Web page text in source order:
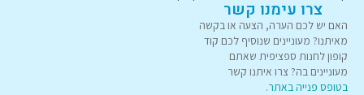
צרו עימנו קשר
האם יש לכם הערה, הצעה או בקשה
מאיתנו? מעוניינים שנוסיף לכם קוד
קופון לחנות ספציפית שאתם
מעוניינים בה? צרו איתנו קשר
בטופס פנייה באתר.